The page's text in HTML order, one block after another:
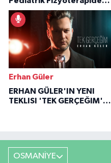
İlham Veren Hikâyeler
Erhan Güler
ERHAN GÜLER'IN YENI
TEKLISI 'TEK GERÇEĞIM'LE
OSMANİYE